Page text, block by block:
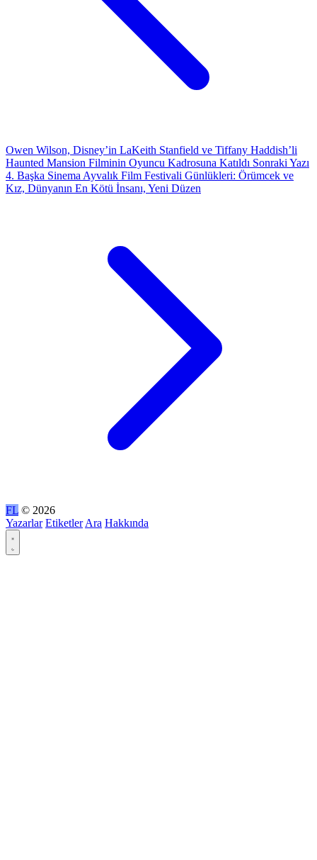
Owen Wilson, Disney’in LaKeith Stanfield ve Tiffany Haddish’li
Haunted Mansion Filminin Oyuncu Kadrosuna Katıldı Sonraki Yazı
4. Başka Sinema Ayvalık Film Festivali Günlükleri: Örümcek ve
Kız, Dünyanın En Kötü İnsanı, Yeni Düzen
FL © 2026
Yazarlar Etiketler Ara Hakkında